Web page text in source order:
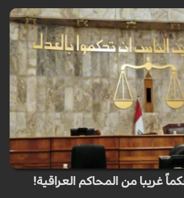
غريبا من المحاكم العراقية!